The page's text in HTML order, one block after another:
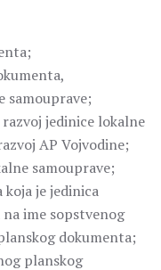
samouprave;
jedinice lokalne
AP Vojvodine;
samouprave;
koja je jedinica
ime sopstvenog
dokumenta;
planskog